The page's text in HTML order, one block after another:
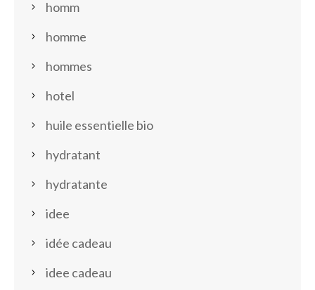
homm
homme
hommes
hotel
huile essentielle bio
hydratant
hydratante
idee
idée cadeau
idee cadeau